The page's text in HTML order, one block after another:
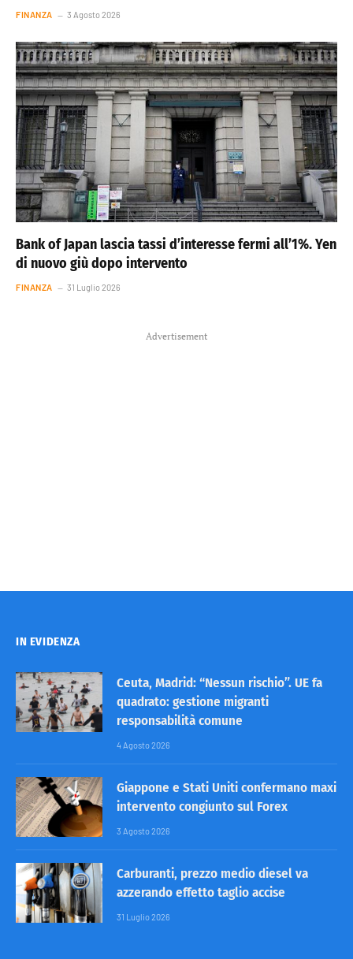
FINANZA 3 Agosto 2026
Bank of Japan lascia tassi d’interesse fermi all’1%. Yen
di nuovo giù dopo intervento
FINANZA 31 Luglio 2026
Advertisement
IN EVIDENZA
Ceuta, Madrid: “Nessun rischio”. UE fa
quadrato: gestione migranti
responsabilità comune
4 Agosto 2026
Giappone e Stati Uniti confermano maxi
intervento congiunto sul Forex
3 Agosto 2026
Carburanti, prezzo medio diesel va
azzerando effetto taglio accise
31 Luglio 2026